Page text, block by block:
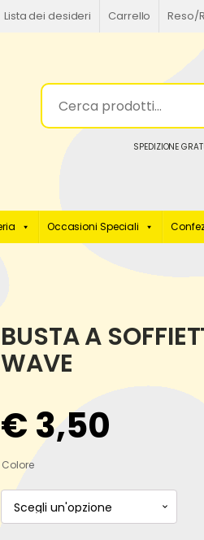
Lista dei desideri Carrello Reso/
SPEDIZIONE
Occasioni Speciali
BUSTA A
WAVE
€ 3,50
Colore